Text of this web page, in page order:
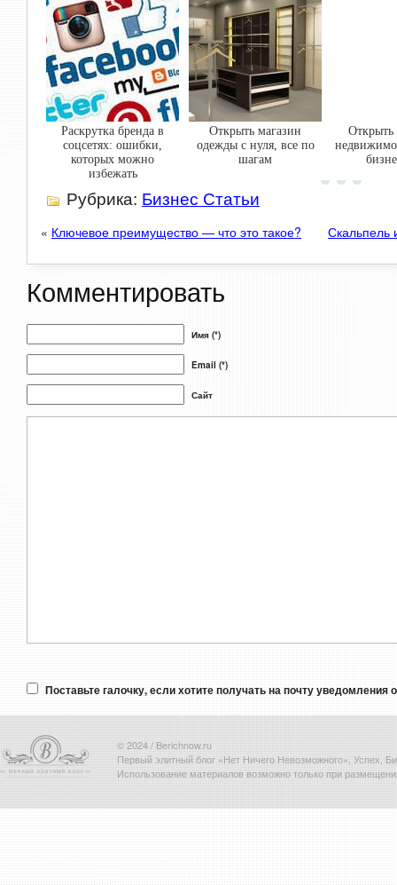
Раскрутка бренда в
соцсетях: ошибки,
которых можно
избежать
Открыть магазин
одежды с нуля, все по
шагам
Открыть
Рубрика: Бизнес Статьи
« Ключевое преимущество — что это такое? Скальпель
Комментировать
Имя (*)
Email (*)
Сайт
Поставьте галочку, если хотите получать на почту
© 2024 / Berichnow.ru
Первый элитный блог «Нет Ничего Невозможного», Успех,
Использование материалов возможно только при